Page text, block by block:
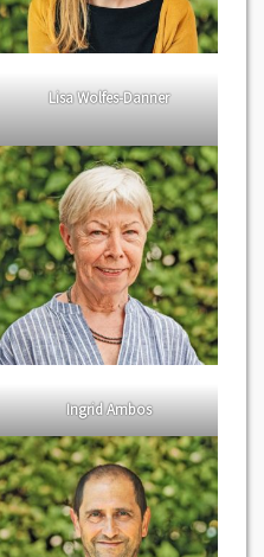
Lisa Wolfes-Danner
Ingrid Ambos